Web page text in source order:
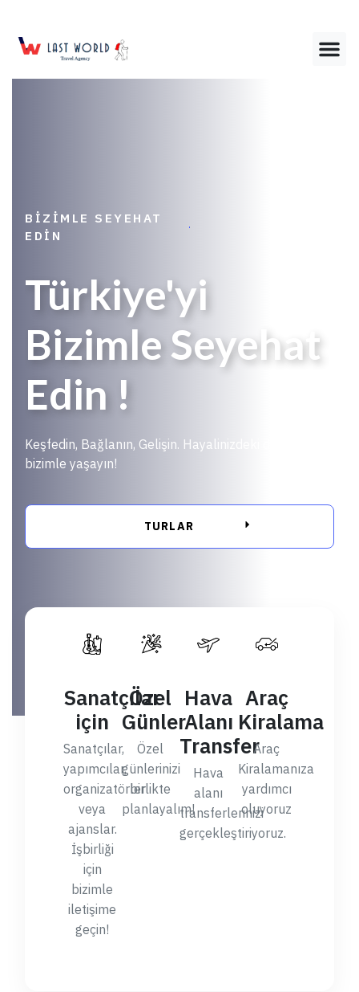
BIZIMLE SEYEHAT
EDIN
Türkiye'yi
Bizimle Seyehat
Edin !
Keşfedin, Bağlanın, Gelişin. Hayalinizdeki deneyimi
bizimle yaşayın!
TURLAR
Sanatçılar
için
Sanatçılar,
yapımcılar,
organizatörler
veya
ajanslar.
İşbirliği
için
bizimle
iletişime
geçin!
Özel
Günler
Özel
günlerinizi
birlikte
planlayalım!
Hava
Alanı
Transfer
Hava
alanı
transferlerinizi
gerçekleştiriyoruz.
Araç
Kiralama
Araç
Kiralamanıza
yardımcı
oluyoruz